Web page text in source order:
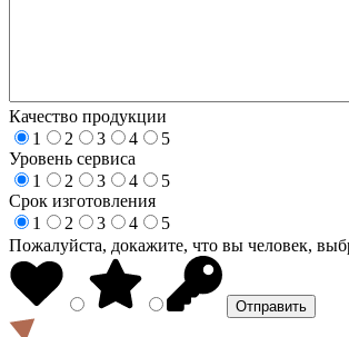
Качество продукции
1
2 3 4
5
Уровень сервиса
1
2 3 4
5
Срок изготовления
1
2 3 4
5
Пожалуйста, докажите, что вы человек,